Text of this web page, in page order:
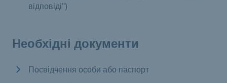
відповіді")
Необхідні документи
Посвідчення особи або паспорт